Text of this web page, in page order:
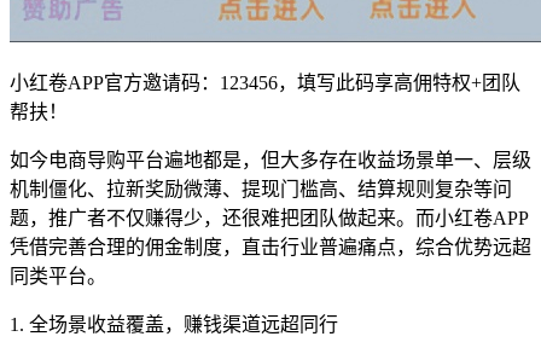
小红卷APP官方邀请码：123456，填写此码享高佣特权+团队
帮扶！
如今电商导购平台遍地都是，但大多存在收益场景单一、层级
机制僵化、拉新奖励微薄、提现门槛高、结算规则复杂等问
题，推广者不仅赚得少，还很难把团队做起来。而小红卷APP
凭借完善合理的佣金制度，直击行业普遍痛点，综合优势远超
同类平台。
1. 全场景收益覆盖，赚钱渠道远超同行